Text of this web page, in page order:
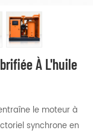
À L'huile
le moteur à
synchrone en